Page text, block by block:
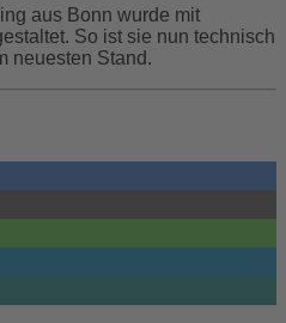
aus Bonn wurde mit
So ist sie nun technisch
neuesten Stand.